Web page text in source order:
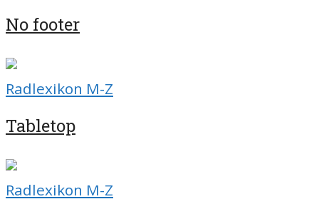
No footer
Radlexikon M-Z
Tabletop
Radlexikon M-Z